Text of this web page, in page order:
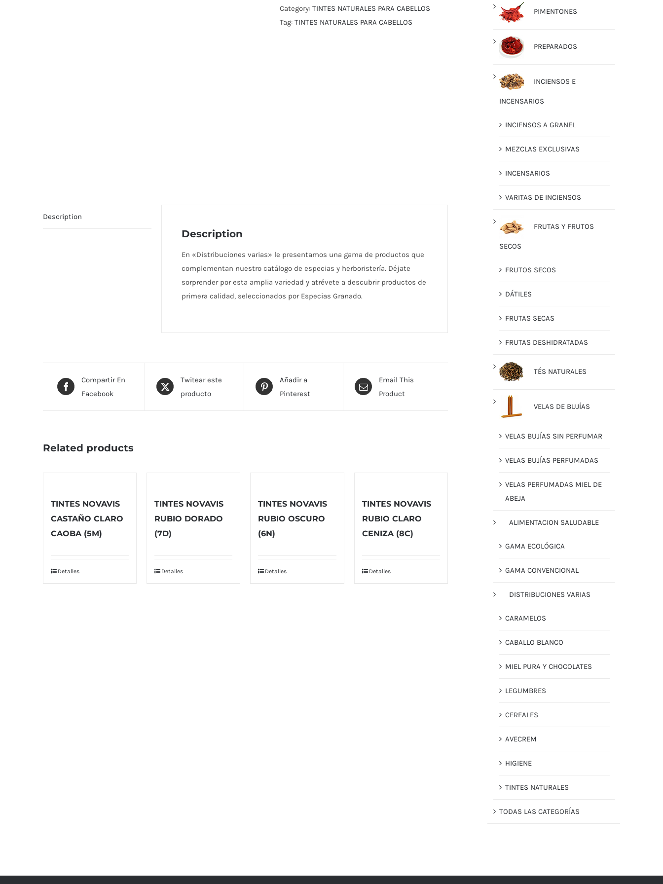
Category: TINTES NATURALES PARA CABELLOS
Tag: TINTES NATURALES PARA CABELLOS
Description
Description
En «Distribuciones varias» le presentamos una gama de productos que
complementan nuestro catálogo de especias y herboristería. Déjate
sorprender por esta amplia variedad y atrévete a descubrir productos de
primera calidad, seleccionados por Especias Granado.
Compartir En
Facebook
Twitear este
producto
Añadir a
Pinterest
Email This
Product
Related products
TINTES NOVAVIS
CASTAÑO CLARO
CAOBA (5M)
Detalles
TINTES NOVAVIS
RUBIO DORADO
(7D)
Detalles
TINTES NOVAVIS
RUBIO OSCURO
(6N)
Detalles
TINTES NOVAVIS
RUBIO CLARO
CENIZA (8C)
Detalles
PIMENTONES
PREPARADOS
INCIENSOS E
INCENSARIOS
INCIENSOS A GRANEL
MEZCLAS EXCLUSIVAS
INCENSARIOS
VARITAS DE INCIENSOS
FRUTAS Y FRUTOS
SECOS
FRUTOS SECOS
DÁTILES
FRUTAS SECAS
FRUTAS DESHIDRATADAS
TÉS NATURALES
VELAS DE BUJÍAS
VELAS BUJÍAS SIN PERFUMAR
VELAS BUJÍAS PERFUMADAS
VELAS PERFUMADAS MIEL DE
ABEJA
ALIMENTACION SALUDABLE
GAMA ECOLÓGICA
GAMA CONVENCIONAL
DISTRIBUCIONES VARIAS
CARAMELOS
CABALLO BLANCO
MIEL PURA Y CHOCOLATES
LEGUMBRES
CEREALES
AVECREM
HIGIENE
TINTES NATURALES
TODAS LAS CATEGORÍAS